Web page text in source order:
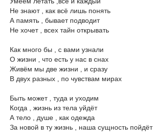
Не знают , как всё лишь понять
А память , бывает подводит
Не хочет , всех тайн открывать
Как много бы , с вами узнали
О жизни , что есть у нас в снах
Живём мы две жизни , и сразу
В двух разных , по чувствам мирах
Быть может , туда и уходим
Когда , жизнь из тела уйдёт
А тело , душе , как одежда
За новой в ту жизнь , наша сущность пойдёт